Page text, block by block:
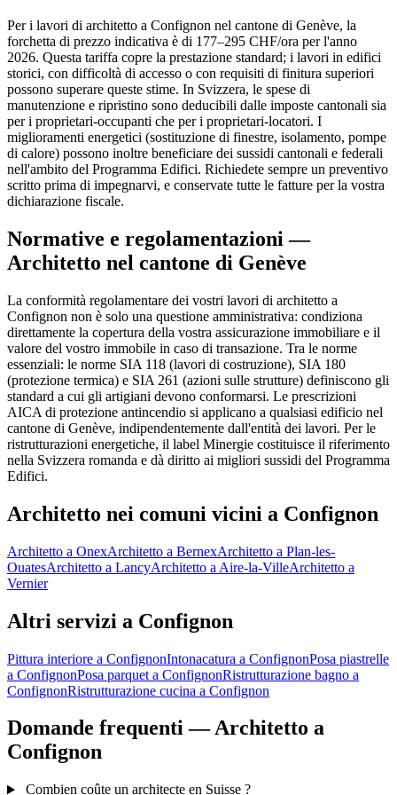
Per i lavori di architetto a Confignon nel cantone di Genève, la
forchetta di prezzo indicativa è di 177–295 CHF/ora per l'anno
2026. Questa tariffa copre la prestazione standard; i lavori in edifici
storici, con difficoltà di accesso o con requisiti di finitura superiori
possono superare queste stime. In Svizzera, le spese di
manutenzione e ripristino sono deducibili dalle imposte cantonali sia
per i proprietari-occupanti che per i proprietari-locatori. I
miglioramenti energetici (sostituzione di finestre, isolamento, pompe
di calore) possono inoltre beneficiare dei sussidi cantonali e federali
nell'ambito del Programma Edifici. Richiedete sempre un preventivo
scritto prima di impegnarvi, e conservate tutte le fatture per la vostra
dichiarazione fiscale.
Normative e regolamentazioni —
Architetto nel cantone di Genève
La conformità regolamentare dei vostri lavori di architetto a
Confignon non è solo una questione amministrativa: condiziona
direttamente la copertura della vostra assicurazione immobiliare e il
valore del vostro immobile in caso di transazione. Tra le norme
essenziali: le norme SIA 118 (lavori di costruzione), SIA 180
(protezione termica) e SIA 261 (azioni sulle strutture) definiscono gli
standard a cui gli artigiani devono conformarsi. Le prescrizioni
AICA di protezione antincendio si applicano a qualsiasi edificio nel
cantone di Genève, indipendentemente dall'entità dei lavori. Per le
ristrutturazioni energetiche, il label Minergie costituisce il riferimento
nella Svizzera romanda e dà diritto ai migliori sussidi del Programma
Edifici.
Architetto nei comuni vicini a Confignon
Architetto a OnexArchitetto a BernexArchitetto a Plan-les-
OuatesArchitetto a LancyArchitetto a Aire-la-VilleArchitetto a
Vernier
Altri servizi a Confignon
Pittura interiore a ConfignonIntonacatura a ConfignonPosa piastrelle
a ConfignonPosa parquet a ConfignonRistrutturazione bagno a
ConfignonRistrutturazione cucina a Confignon
Domande frequenti — Architetto a
Confignon
Combien coûte un architecte en Suisse ?